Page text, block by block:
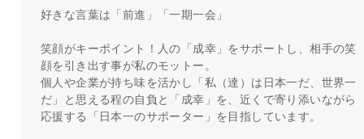
好きな言葉は「前進」「一期一会」
笑顔がキーポイント！人の「成幸」をサポートし、相手の笑
顔を引き出す事が私のモットー。
個人や企業が持ち味を活かし「私（達）は日本一だ、世界一
だ」と思える程の自負と「成幸」を、近くで寄り添いながら
応援する「日本一のサポーター」を目指しています。